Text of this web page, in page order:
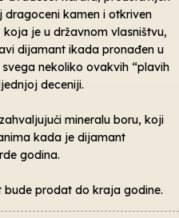
kamen i otkriven
je u državnom vlasništvu,
dijamant ikada pronađen u
nekoliko ovakvih “plavih
deceniji.
mineralu boru, koji
kada je dijamant
godina.
prodat do kraja godine.